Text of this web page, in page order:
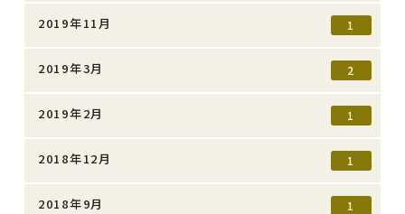
2019年11月 1
2019年3月 2
2019年2月 1
2018年12月 1
2018年9月 1